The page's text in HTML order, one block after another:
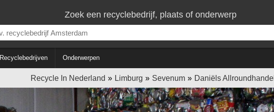
Zoek een recyclebedrijf, plaats of onderwerp
Recyclebedrijven Onderwerpen
Recycle In Nederland Limburg Sevenum Daniëls Allroundhandel